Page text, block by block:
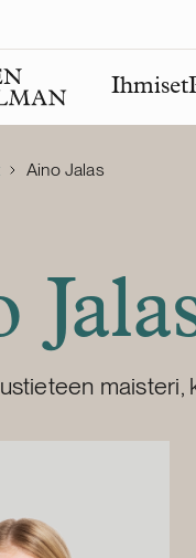
Ihmiset
Aino Jalas